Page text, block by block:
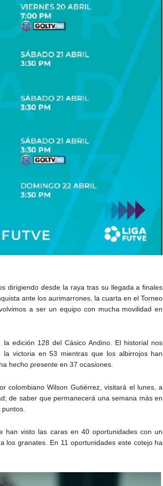
dirigiendo desde la raya tras su llegada a finales
ante los aurimarrones, la cuarta en el Torneo
a ser un equipo con mucha movilidad en
edición 128 del Cásico Andino. El historial nos
victoria en 53 mientras que los albirrojos han
hecho presente en 37 ocasiones.
colombiano Wilson Gutiérrez, visitará el lunes, a
de saber que permanecerá una semana más en
han visto las caras en 40 oportunidades con un
los granates. En 11 oportunidades este cotejo ha